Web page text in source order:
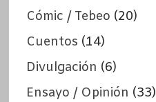
Cómic / Tebeo (20)
Cuentos (14)
Divulgación (6)
Ensayo / Opinión (33)